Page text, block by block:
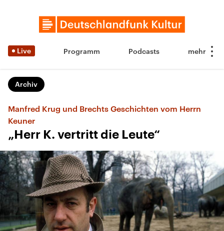
Live Programm Podcasts
Archiv
Manfred Krug und Brechts Geschichten vom Herrn
Keuner
„Herr K. vertritt die Leute“